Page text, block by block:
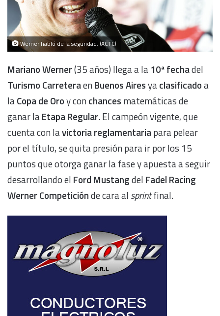
Werner habló de la seguridad. (ACTC)
Mariano Werner(35 años) llega a la 10ª fechadel
Turismo CarreteraenBuenos Airesyaclasificadoa
laCopa de Oroy conchances matemáticas de
ganar laEtapa Regular. El campeón vigente, que
cuenta con lavictoria reglamentariapara pelear
por el título, se quita presión para ir por los 15
puntos que otorga ganar la fase y apuesta a seguir
desarrollando el Ford Mustangdel Fadel Racing
Werner Competiciónde cara al sprintfinal.